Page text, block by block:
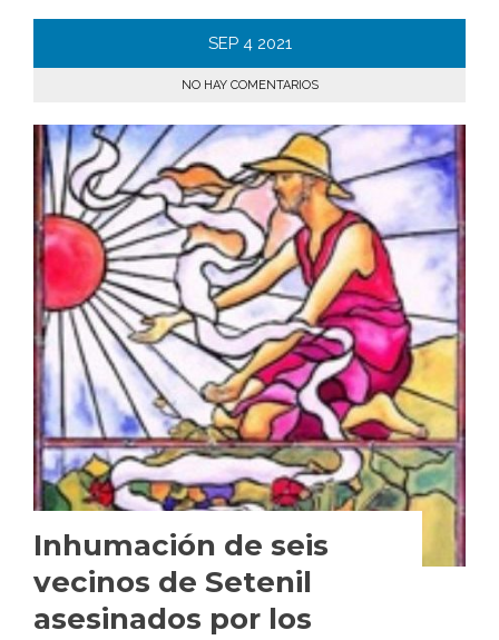
SEP 4 2021
NO HAY COMENTARIOS
Inhumación de seis
vecinos de Setenil
asesinados por los